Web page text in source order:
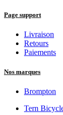
Page support
Livraison
Retours
Paiements
Nos marques
Brompton
Tern